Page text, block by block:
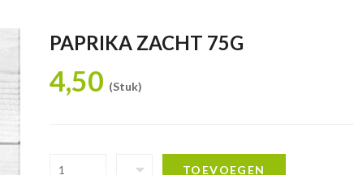
PAPRIKA ZACHT 75G
4,50 (Stuk)
TOEVOEGEN